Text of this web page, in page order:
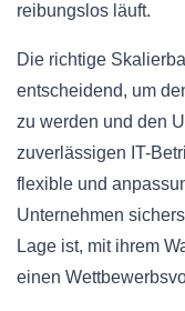
reibungslos läuft.
Die richtige
entscheidend, um
zu werden und den
zuverlässigen IT-
flexible und
Unternehmen
Lage ist, mit ihrem
einen